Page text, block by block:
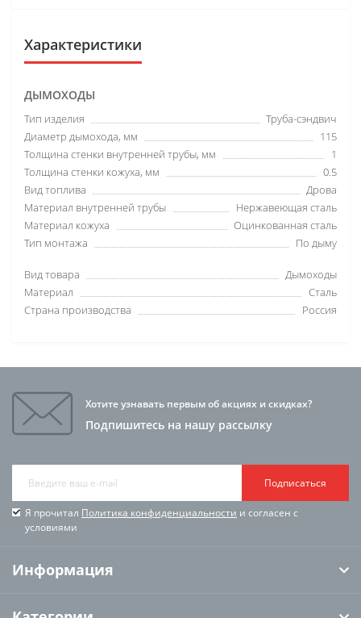
Характеристики
ДЫМОХОДЫ
Тип изделия
Труба-сэндвич
Диаметр дымохода, мм
115
Толщина стенки внутренней трубы, мм
1
Толщина стенки кожуха, мм
0.5
Вид топлива
Дрова
Материал внутренней трубы
Нержавеющая сталь
Материал кожуха
Оцинкованная сталь
Тип монтажа
По дыму
Вид товара
Дымоходы
Материал
Сталь
Страна производства
Россия
Хотите узнавать первым об акциях и скидках?
Подпишитесь на нашу рассылку
Подписаться
Я прочитал Политика конфиденциальности и согласен с
условиями
Информация